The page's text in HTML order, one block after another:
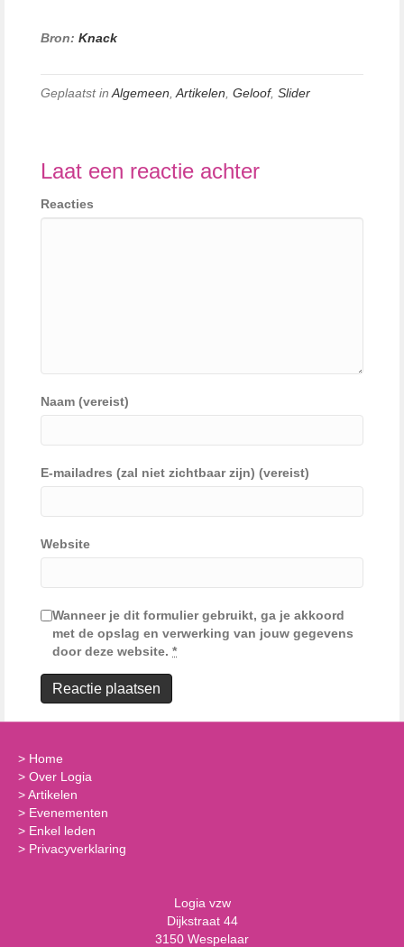
Bron: Knack
Geplaatst in Algemeen Artikelen Geloof, Slider
Laat een reactie achter
Reacties
Naam (vereist)
E-mailadres (zal niet zichtbaar zijn) (vereist)
Website
Wanneer je dit formulier gebruikt, ga je akkoord
met de opslag en verwerking van jouw gegevens
door deze website. *
> Home
> Over Logia
>Artikelen
> Evenementen
> Enkel leden
> Privacyverklaring
Logia vzw
Dijkstraat 44
3150 Wespelaar